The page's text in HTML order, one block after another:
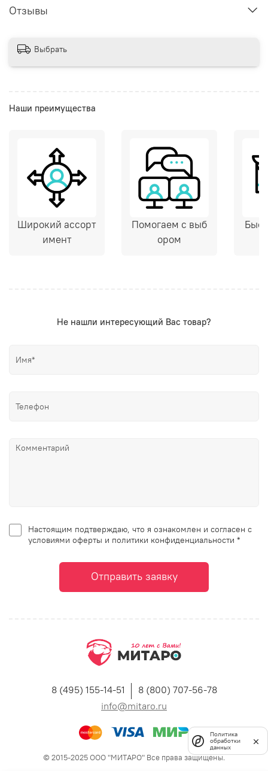
Отзывы
Выбрать
Наши преимущества
Широкий ассорт
имент
Помогаем с выб
ором
Не нашли интересующий Вас товар?
Настоящим подтверждаю, что я ознакомлен и согласен с
условиями оферты и политики конфиденциальности *
Отправить заявку
8 (495) 155-14-51
8 (800) 707-56-78
info@mitaro.ru
© 2015-2025 ООО "МИТАРО" Все права защищены.
Политика
обработки
данных